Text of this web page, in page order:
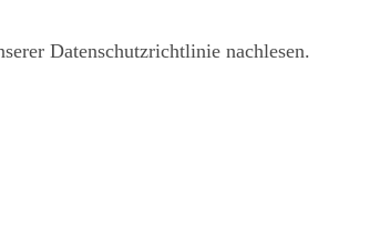
Datenschutzrichtlinie nachlesen.